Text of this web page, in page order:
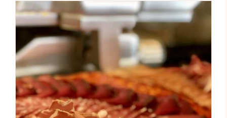
AJOUTER AU PANIER
/
DÉTAILS